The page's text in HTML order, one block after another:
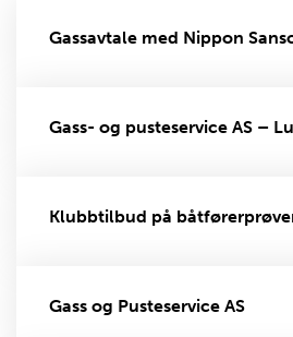
Gassavtale med Nippon
Gass- og pusteservice AS –
Klubbtilbud på
Gass og Pusteservice AS